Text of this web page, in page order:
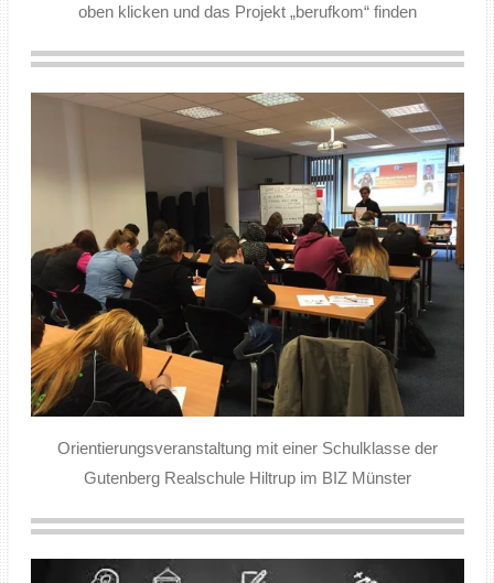
oben klicken und das Projekt „berufkom“ finden
Orientierungsveranstaltung mit einer Schulklasse der
Gutenberg Realschule Hiltrup im BIZ Münster